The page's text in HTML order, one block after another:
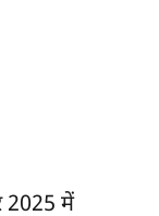
2025 में